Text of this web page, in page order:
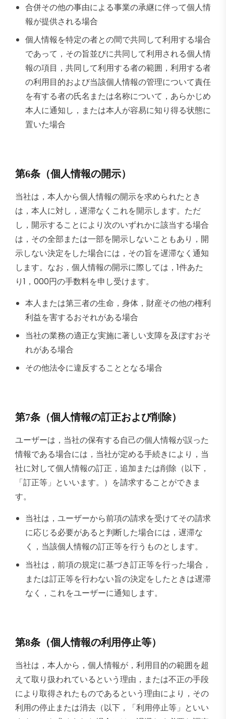
合併その他の事由による事業の承継に伴って個人情
報が提供される場合
個人情報を特定の者との間で共同して利用する場合
であって，その旨並びに共同して利用される個人情
報の項目，共同して利用する者の範囲，利用する者
の利用目的および当該個人情報の管理について責任
を有する者の氏名または名称について，あらかじめ
本人に通知し，または本人が容易に知り得る状態に
置いた場合
第6条（個人情報の開示）
当社は，本人から個人情報の開示を求められたとき
は，本人に対し，遅滞なくこれを開示します。ただ
し，開示することにより次のいずれかに該当する場合
は，その全部または一部を開示しないこともあり，開
示しない決定をした場合には，その旨を遅滞なく通知
します。なお，個人情報の開示に際しては，1件あた
り1，000円の手数料を申し受けます。
本人または第三者の生命，身体，財産その他の権利
利益を害するおそれがある場合
当社の業務の適正な実施に著しい支障を及ぼすおそ
れがある場合
その他法令に違反することとなる場合
第7条（個人情報の訂正および削除）
ユーザーは，当社の保有する自己の個人情報が誤った
情報である場合には，当社が定める手続きにより，当
社に対して個人情報の訂正，追加または削除（以下，
「訂正等」といいます。）を請求することができま
す。
当社は，ユーザーから前項の請求を受けてその請求
に応じる必要があると判断した場合には，遅滞な
く，当該個人情報の訂正等を行うものとします。
当社は，前項の規定に基づき訂正等を行った場合，
または訂正等を行わない旨の決定をしたときは遅滞
なく，これをユーザーに通知します。
第8条（個人情報の利用停止等）
当社は，本人から，個人情報が，利用目的の範囲を超
えて取り扱われているという理由，または不正の手段
により取得されたものであるという理由により，その
利用の停止または消去（以下，「利用停止等」といい